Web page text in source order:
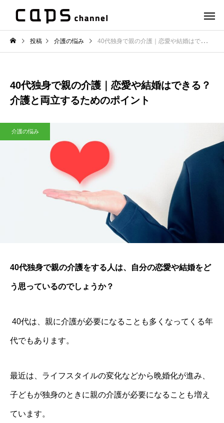
投稿 介護の悩み 40代独身で親の介護｜恋愛や結婚はできる？介護と両立するためのポイント
40代独身で親の介護｜恋愛や結婚はできる？
介護と両立するためのポイント
介護の悩み
40代独身で親の介護をする人は、自分の恋愛や結婚をど
う思っているのでしょうか？
40代は、親に介護が必要になることも多くなってくる年
代でもあります。
最近は、ライフスタイルの変化などから晩婚化が進み、
子どもが独身のときに親の介護が必要になることも増え
ています。